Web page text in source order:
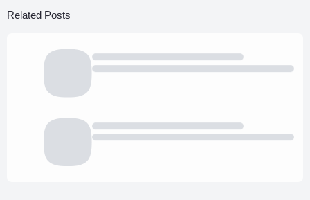
Related Posts